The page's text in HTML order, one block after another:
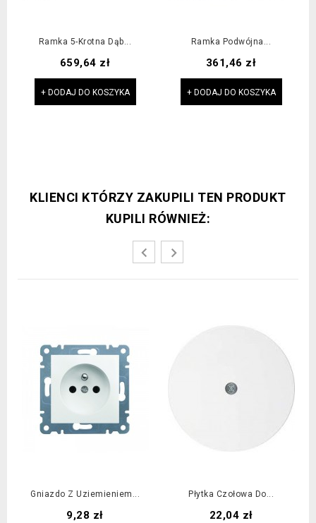
Ramka 5-Krotna Dąb...
Cena
659,64 zł
+ DODAJ DO KOSZYKA
Ramka Podwójna...
Cena
361,46 zł
+ DODAJ DO KOSZYKA
KLIENCI KTÓRZY ZAKUPILI TEN PRODUKT
KUPILI RÓWNIEŻ:
Gniazdo Z Uziemieniem...
Cena
9,28 zł
Płytka Czołowa Do...
Cena
22,04 zł